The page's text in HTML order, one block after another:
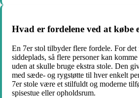
Hvad er fordelene ved at købe
En 7er stol tilbyder flere fordele. For det
siddeplads, så flere personer kan
uden at skulle bruge ekstra stole. Den
med sæde- og rygstøtte til hver enkelt
7er stole være et stilfuldt og moderne
spisestue eller opholdsrum.